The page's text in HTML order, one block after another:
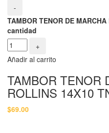
-
TAMBOR TENOR DE
cantidad
+
Añadir al carrito
TAMBOR TENOR
ROLLINS 14X10
$69.00